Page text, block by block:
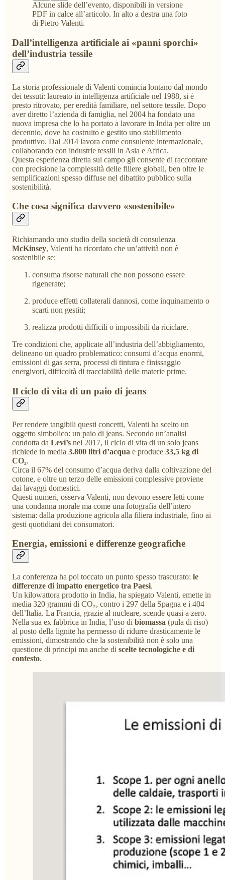
Alcune slide dell’evento, disponibili in versione
PDF in calce all’articolo. In alto a destra una foto
di Pietro Valenti.
Dall’intelligenza artificiale ai «panni sporchi»
dell’industria tessile
La storia professionale di Valenti comincia lontano dal mondo
dei tessuti: laureato in intelligenza artificiale nel 1988, si è
presto ritrovato, per eredità familiare, nel settore tessile. Dopo
aver diretto l’azienda di famiglia, nel 2004 ha fondato una
nuova impresa che lo ha portato a lavorare in India per oltre un
decennio, dove ha costruito e gestito uno stabilimento
produttivo. Dal 2014 lavora come consulente internazionale,
collaborando con industrie tessili in Asia e Africa.
Questa esperienza diretta sul campo gli consente di raccontare
con precisione la complessità delle filiere globali, ben oltre le
semplificazioni spesso diffuse nel dibattito pubblico sulla
sostenibilità.
Che cosa significa davvero «sostenibile»
Richiamando uno studio della società di consulenza
McKinsey, Valenti ha ricordato che un’attività non è
sostenibile se:
consuma risorse naturali che non possono essere
rigenerate;
produce effetti collaterali dannosi, come inquinamento o
scarti non gestiti;
realizza prodotti difficili o impossibili da riciclare.
Tre condizioni che, applicate all’industria dell’abbigliamento,
delineano un quadro problematico: consumi d’acqua enormi,
emissioni di gas serra, processi di tintura e finissaggio
energivori, difficoltà di tracciabilità delle materie prime.
Il ciclo di vita di un paio di jeans
Per rendere tangibili questi concetti, Valenti ha scelto un
oggetto simbolico: un paio di jeans. Secondo un’analisi
condotta da Levi’s nel 2017, il ciclo di vita di un solo jeans
richiede in media 3.800 litri d’acqua e produce 33,5 kg di
CO₂.
Circa il 67% del consumo d’acqua deriva dalla coltivazione del
cotone, e oltre un terzo delle emissioni complessive proviene
dai lavaggi domestici.
Questi numeri, osserva Valenti, non devono essere letti come
una condanna morale ma come una fotografia dell’intero
sistema: dalla produzione agricola alla filiera industriale, fino ai
gesti quotidiani dei consumatori.
Energia, emissioni e differenze geografiche
La conferenza ha poi toccato un punto spesso trascurato: le
differenze di impatto energetico tra Paesi.
Un kilowattora prodotto in India, ha spiegato Valenti, emette in
media 320 grammi di CO₂, contro i 297 della Spagna e i 404
dell’Italia. La Francia, grazie al nucleare, scende quasi a zero.
Nella sua ex fabbrica in India, l’uso di biomassa (pula di riso)
al posto della lignite ha permesso di ridurre drasticamente le
emissioni, dimostrando che la sostenibilità non è solo una
questione di principi ma anche di scelte tecnologiche e di
contesto.